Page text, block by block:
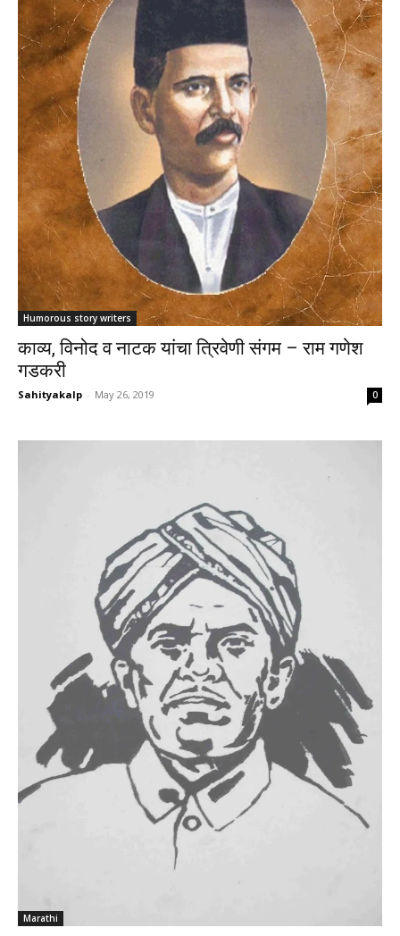
Humorous story writers
काव्य, विनोद व नाटक यांचा त्रिवेणी संगम – राम गणेश
गडकरी
Sahityakalp - May 26, 2019 0
Marathi